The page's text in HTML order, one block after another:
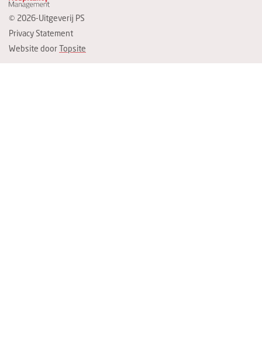
© 2026-Uitgeverij PS
Privacy Statement
Website doorTopsite